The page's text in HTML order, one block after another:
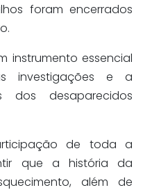
foram encerrados
instrumento essencial
investigações e a
dos desaparecidos
de toda a
que a história da
além de